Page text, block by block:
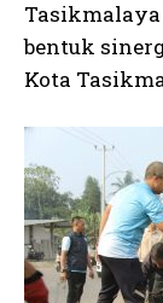
bentuk
Kota